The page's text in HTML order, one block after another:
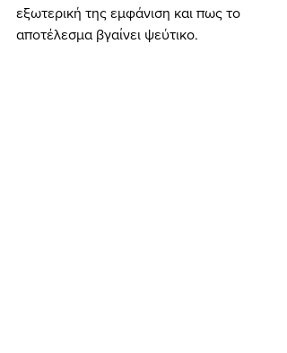
εξωτερική της εμφάνιση και πως το
αποτέλεσμα βγαίνει ψεύτικο.